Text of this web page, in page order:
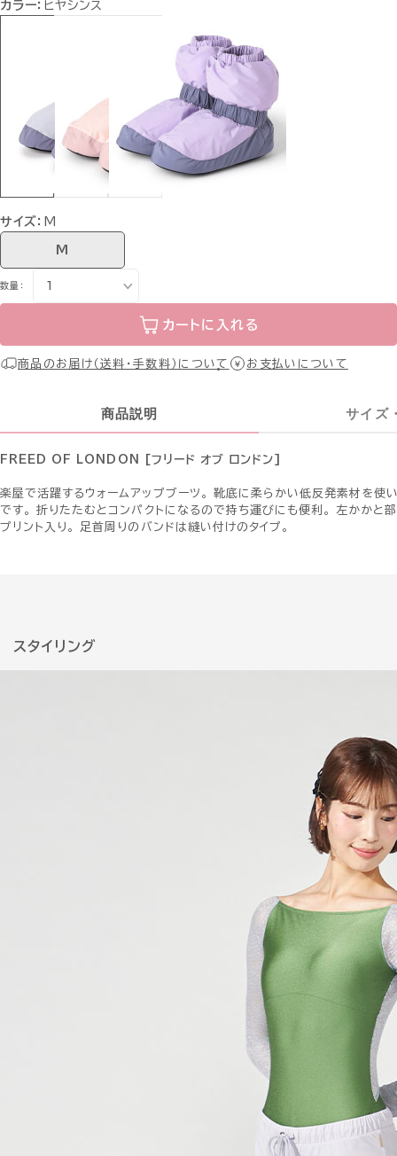
カラー： ヒヤシンス
サイズ： M
M
数量：
カートに入れる
商品のお届け（送料・手数料）について お支払いについて
商品説明 サイズ
FREED OF LONDON [フリード オブ ロンドン]
楽屋で活躍するウォームアップブーツ。 靴底に柔らかい低反発素材を使
です。 折りたたむとコンパクトになるので持ち運びにも便利。 左かかと
プリント入り。 足首周りのバンドは縫い付けのタイプ。
スタイリング